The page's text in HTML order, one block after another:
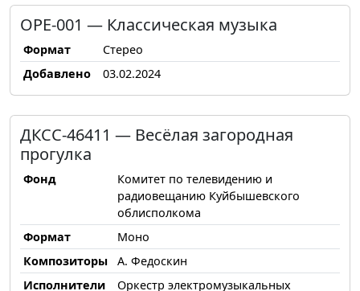
ОРЕ-001 — Классическая музыка
Формат
Стерео
Добавлено
03.02.2024
ДКСС-46411 — Весёлая загородная
прогулка
Фонд
Комитет по телевидению и
радиовещанию Куйбышевского
облисполкома
Формат
Моно
Композиторы
А. Федоскин
Исполнители
Оркестр электромузыкальных